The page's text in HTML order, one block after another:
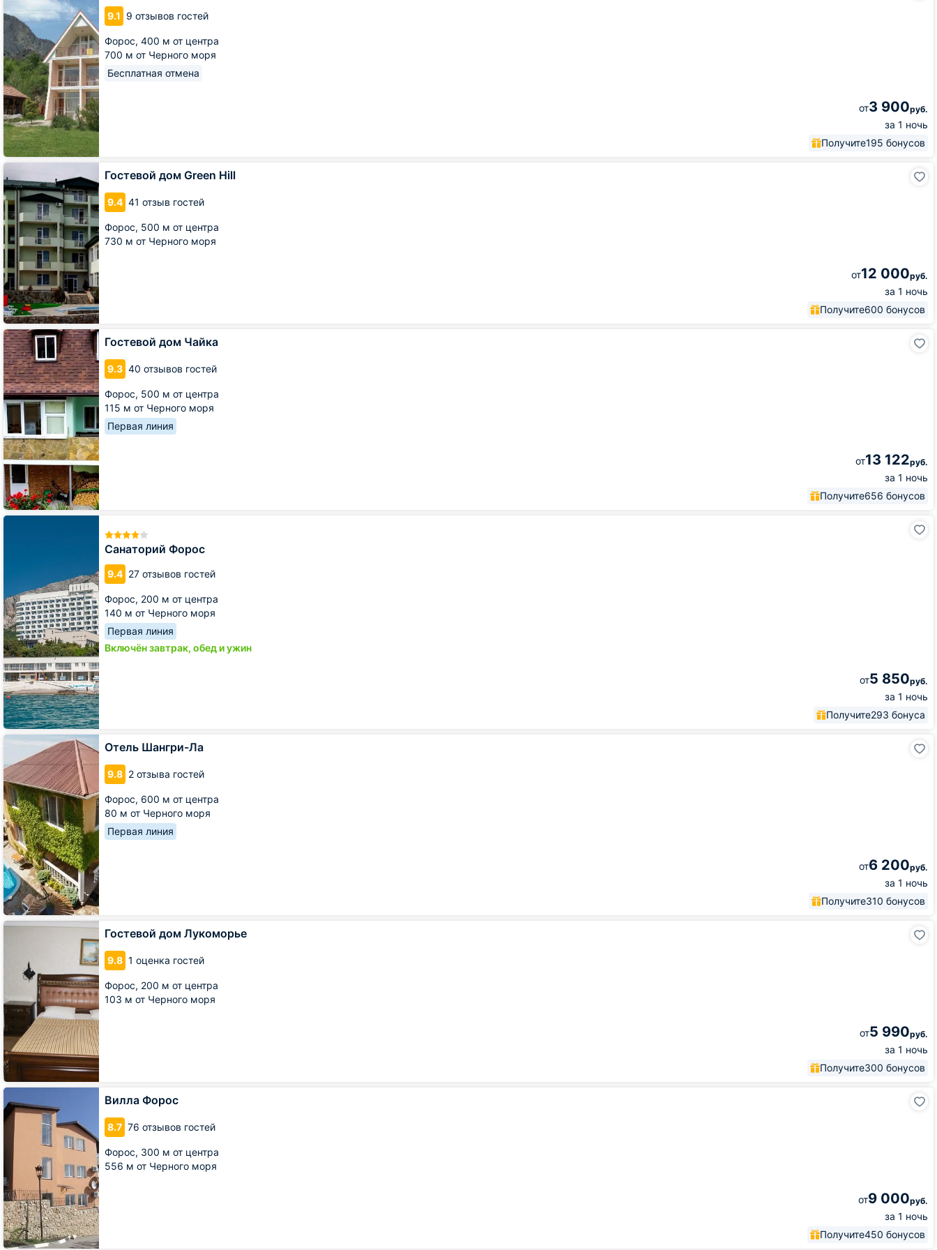
9.1 9 отзывов гостей
Форос, 400 м от центра
700 м от Черного моря
Бесплатная отмена
от3 900руб.
за 1 ночь
Получите195 бонусов
Парковый
Гостевой дом Green Hill
9.4 41 отзыв гостей
Форос, 500 м от центра
730 м от Черного моря
от12 000руб.
за 1 ночь
Получите600 бонусов
Гостевой
дом
Green
Hill
Гостевой дом Чайка
9.3 40 отзывов гостей
Форос, 500 м от центра
115 м от Черного моря
Первая линия
от13 122руб.
за 1 ночь
Получите656 бонусов
Гостевой
дом
Чайка
Санаторий Форос
9.4 27 отзывов гостей
Форос, 200 м от центра
140 м от Черного моря
Первая линия
Включён завтрак, обед и ужин
от5 850руб.
за 1 ночь
Получите293 бонуса
Санаторий
Отель Шангри-Ла
9.8 2 отзыва гостей
Форос, 600 м от центра
80 м от Черного моря
Первая линия
от6 200руб.
за 1 ночь
Получите310 бонусов
Отель
Шангри-
Ла
Гостевой дом Лукоморье
9.8 1 оценка гостей
Форос, 200 м от центра
103 м от Черного моря
от5 990руб.
за 1 ночь
Получите300 бонусов
Гостевой
Вилла Форос
8.7 76 отзывов гостей
Форос, 300 м от центра
556 м от Черного моря
от9 000руб.
за 1 ночь
Получите450 бонусов
Вилла
Форос